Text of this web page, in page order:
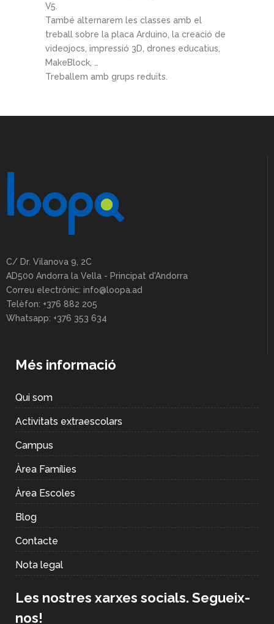
V5.
També alternarem les classes amb el
treball sobre la placa Arduino, la creació de
videojocs, impressió 3D, drones educatius,
MakeBlock, …
Treballem amb grups reduïts.
C/ Dr. Vilanova 9, 2C
AD500 Andorra la Vella - Principat d'Andorra
Correu electrònic: info@loopa.ad
Telèfon: +376 882 205
Whatsapp: +376 353 634
Més informació
Qui som
Activitats extraescolars
Campus
Àrea Famílies
Àrea Escoles
Blog
Contacte
Nota legal
Les nostres xarxes socials. Segueix-
nos!